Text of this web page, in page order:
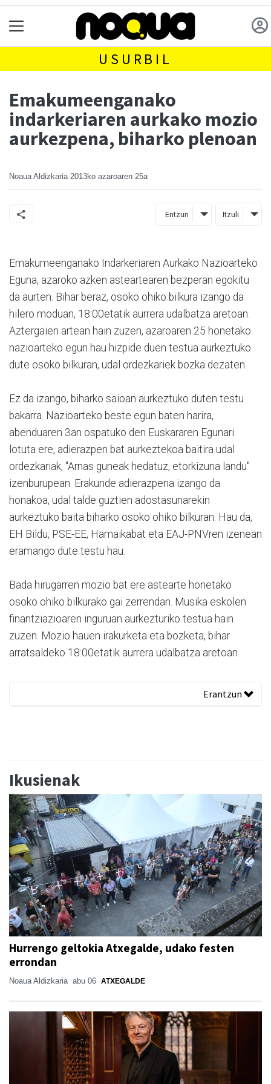
USURBIL
Emakumeenganako
indarkeriaren aurkako mozio
aurkezpena, biharko plenoan
Noaua Aldizkaria 2013ko azaroaren 25a
Entzun Itzuli
Emakumeenganako Indarkeriaren Aurkako Nazioarteko
Eguna, azaroko azken asteartearen bezperan egokitu
da aurten. Bihar beraz, osoko ohiko bilkura izango da
hilero moduan, 18:00etatik aurrera udalbatza aretoan.
Aztergaien artean hain zuzen, azaroaren 25 honetako
nazioarteko egun hau hizpide duen testua aurkeztuko
dute osoko bilkuran, udal ordezkariek bozka dezaten.
Ez da izango, biharko saioan aurkeztuko duten testu
bakarra. Nazioarteko beste egun baten harira,
abenduaren 3an ospatuko den Euskararen Egunari
lotuta ere, adierazpen bat aurkeztekoa baitira udal
ordezkariak, "Arnas guneak hedatuz, etorkizuna landu"
izenburupean. Erakunde adierazpena izango da
honakoa, udal talde guztien adostasunarekin
aurkeztuko baita biharko osoko ohiko bilkuran. Hau da,
EH Bildu, PSE-EE, Hamaikabat eta EAJ-PNVren izenean
eramango dute testu hau.
Bada hirugarren mozio bat ere astearte honetako
osoko ohiko bilkurako gai zerrendan. Musika eskolen
finantziazioaren inguruan aurkezturiko testua hain
zuzen. Mozio hauen irakurketa eta bozketa, bihar
arratsaldeko 18:00etatik aurrera udalbatza aretoan.
Erantzun
Ikusienak
Hurrengo geltokia Atxegalde, udako festen
errondan
Noaua Aldizkaria abu 06 ATXEGALDE